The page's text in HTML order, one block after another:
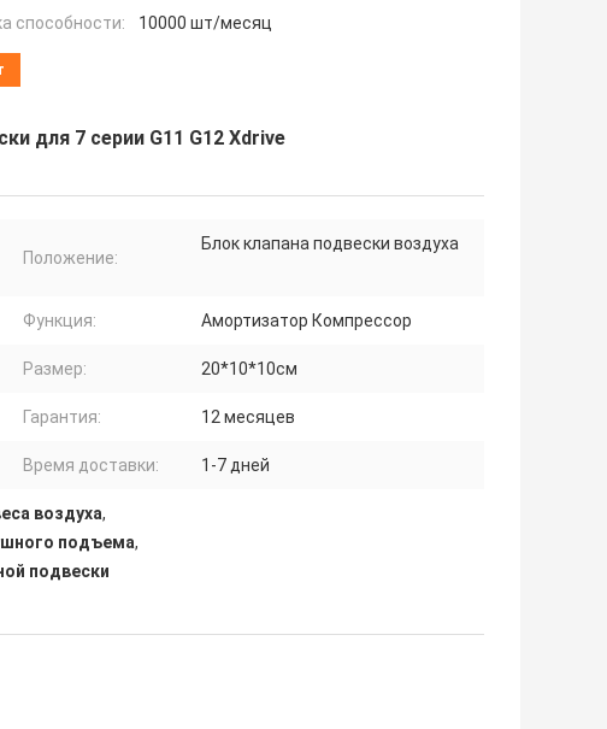
способности:
10000 шт/месяц
для 7 серии G11 G12 Xdrive
Положение:
Блок клапана подвески воздуха
Функция: Амортизатор Компрессор
Размер: 20*10*10см
Гарантия: 12 месяцев
Время доставки: 1-7 дней
воздуха,
подъема,
подвески